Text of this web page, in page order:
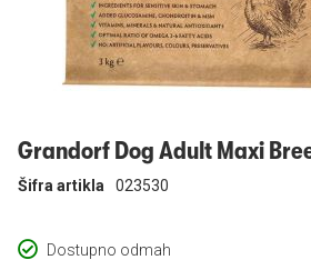
Grandorf Dog Adult Maxi
Dostupno odmah
Šifra artikla 023530